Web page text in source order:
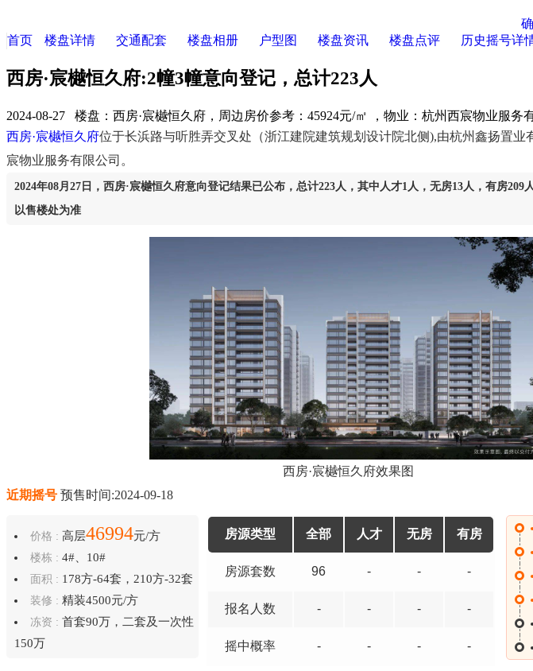
首页
楼盘详情 交通配套 楼盘相册 户型图 楼盘资讯 楼盘点评 历史摇号详
西房·宸樾恒久府:2幢3幢意向登记，总计223人
2024-08-27 楼盘： 西房·宸樾恒久府，周边房价参考：45924元/㎡ ，物业：杭州西宸物业服务
西房·宸樾恒久府位于长浜路与听胜弄交叉处（浙江建院建筑规划设计院北侧),由杭州鑫扬置业
宸物业服务有限公司。
2024年08月27日，西房·宸樾恒久府意向登记结果已公布，总计223人，其中人才1人，无房13人，有房209
以售楼处为准
西房·宸樾恒久府效果图
近期摇号 预售时间:2024-09-18
价格 : 高层46994元/方
楼栋 : 4#、10#
面积 : 178方-64套，210方-32套
装修 : 精装4500元/方
冻资 : 首套90万，二套及一次性
150万
房源类型 全部 人才 无房 有房
房源套数 96 - - -
报名 人数 - - - -
摇中概率 - - - -